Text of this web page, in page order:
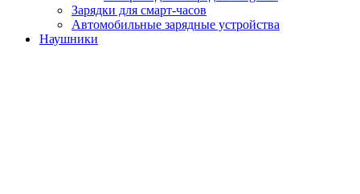
Зарядки для смарт-часов
Автомобильные зарядные устройства
Наушники